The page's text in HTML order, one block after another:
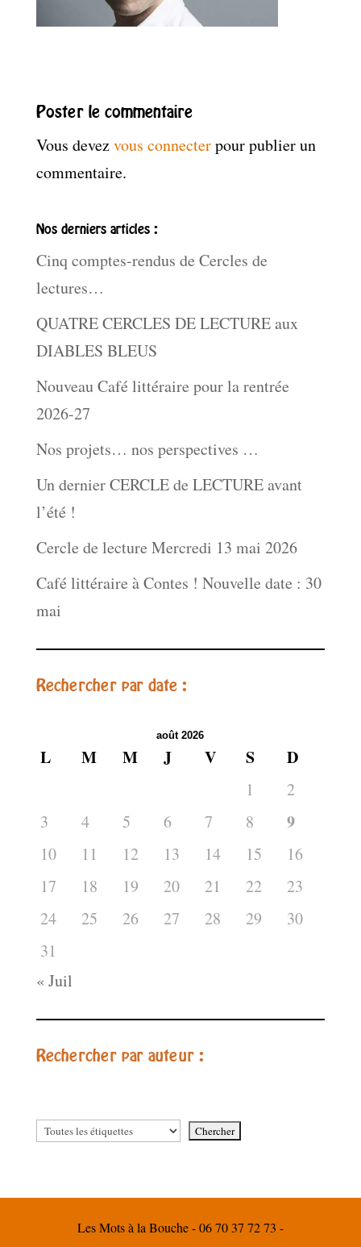
Poster le commentaire
Vous devezvous connecterpour publier un
commentaire.
Nos derniers articles :
Cinq comptes-rendus de Cercles de
lectures…
QUATRE CERCLES DE LECTURE aux
DIABLES BLEUS
Nouveau Café littéraire pour la rentrée
2026-27
Nos projets… nos perspectives …
Un dernier CERCLE de LECTURE avant
l’été !
Cercle de lecture Mercredi 13 mai 2026
Café littéraire à Contes ! Nouvelle date : 30
mai
Rechercher par date :
août 2026
L M M J V S D
1
2
3
4 5 6 7 8 9
10 11 12 13 14 15
16
17
18 19 20 21 22
23
24
25 26 27 28 29
30
31
« Juil
Rechercher par auteur :
Les Mots à la Bouche - 06 70 37 72 73 -